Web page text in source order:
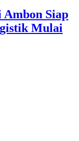
Siap
Mulai